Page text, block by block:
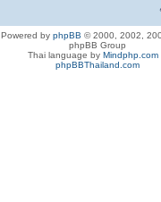
Powered by phpBB © 2000, 2002,
phpBB Group
Thai language by Mindphp.com
phpBBThailand.com